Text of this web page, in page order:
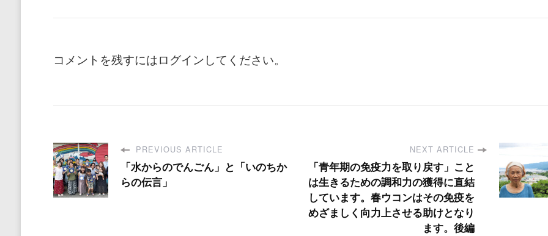
コメントを残すにはログインしてください。
PREVIOUS ARTICLE
「水からのでんごん」と「いのちか
らの伝言」
NEXT ARTICLE
「青年期の免疫力を取り戻す」こと
は生きるための調和力の獲得に直結
しています。春ウコンはその免疫を
めざましく向力上させる助けとなり
ます。後編